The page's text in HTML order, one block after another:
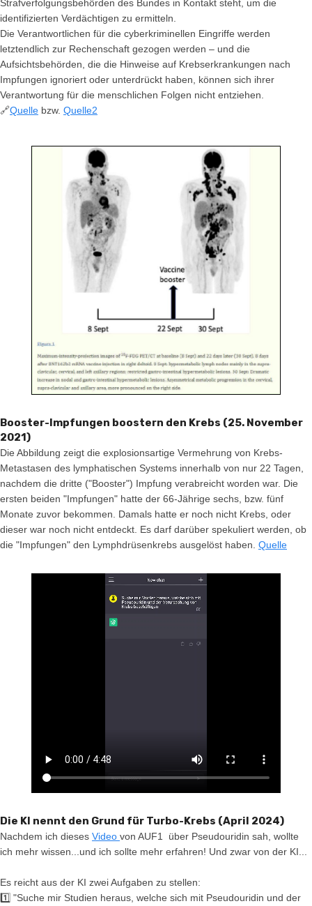
Strafverfolgungsbehörden des Bundes in Kontakt steht, um die
identifizierten Verdächtigen zu ermitteln.
Die Verantwortlichen für die cyberkriminellen Eingriffe werden
letztendlich zur Rechenschaft gezogen werden – und die
Aufsichtsbehörden, die die Hinweise auf Krebserkrankungen nach
Impfungen ignoriert oder unterdrückt haben, können sich ihrer
Verantwortung für die menschlichen Folgen nicht entziehen.
🔗Quelle bzw. Quelle2
Booster-Impfungen boostern den Krebs (25. November
2021)
Die Abbildung zeigt die explosionsartige Vermehrung von Krebs-
Metastasen des lymphatischen Systems innerhalb von nur 22 Tagen,
nachdem die dritte ("Booster") Impfung verabreicht worden war. Die
ersten beiden "Impfungen" hatte der 66-Jährige sechs, bzw. fünf
Monate zuvor bekommen. Damals hatte er noch nicht Krebs, oder
dieser war noch nicht entdeckt. Es darf darüber spekuliert werden, ob
die "Impfungen" den Lymphdrüsenkrebs ausgelöst haben. Quelle
Die KI nennt den Grund für Turbo-Krebs (April 2024)
Nachdem ich dieses Video von AUF1 über Pseudouridin sah, wollte
ich mehr wissen...und ich sollte mehr erfahren! Und zwar von der KI...
Es reicht aus der KI zwei Aufgaben zu stellen:
1️⃣ "Suche mir Studien heraus, welche sich mit Pseudouridin und der